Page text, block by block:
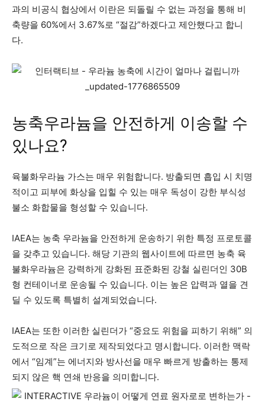
과의 비공식 협상에서 이란은 되돌릴 수 없는 과정을 통해 비
축량을 60%에서 3.67%로 “절감”하겠다고 제안했다고 합니
다.
농축우라늄을 안전하게 이송할 수
있나요?
육불화우라늄 가스는 매우 위험합니다. 방출되면 흡입 시 치명
적이고 피부에 화상을 입힐 수 있는 매우 독성이 강한 부식성
불소 화합물을 형성할 수 있습니다.
IAEA는 농축 우라늄을 안전하게 운송하기 위한 특정 프로토콜
을 갖추고 있습니다. 해당 기관의 웹사이트에 따르면 농축 육
불화우라늄은 강력하게 강화된 표준화된 강철 실린더인 30B
형 컨테이너로 운송될 수 있습니다. 이는 높은 압력과 열을 견
딜 수 있도록 특별히 설계되었습니다.
IAEA는 또한 이러한 실린더가 “중요도 위험을 피하기 위해” 의
도적으로 작은 크기로 제작되었다고 명시합니다. 이러한 맥락
에서 “임계”는 에너지와 방사선을 매우 빠르게 방출하는 통제
되지 않은 핵 연쇄 반응을 의미합니다.